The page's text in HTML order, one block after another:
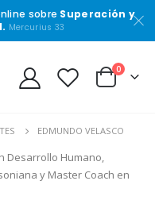
sobre Superación y
Mercurius 33
0
EDMUNDO VELASCO
Desarrollo Humano,
y Master Coach en